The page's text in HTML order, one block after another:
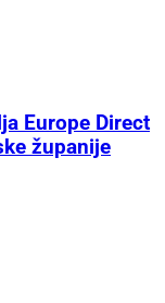
Europe Direct
županije